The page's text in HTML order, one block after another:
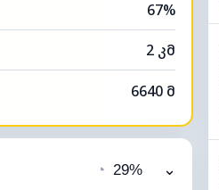
67%
2 კმ
6640 მ
◔ 29% ⌄